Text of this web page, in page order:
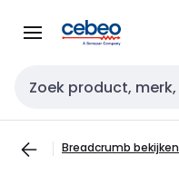
naar
naar
Zoekveld invoer
Breadcrumb bekijken